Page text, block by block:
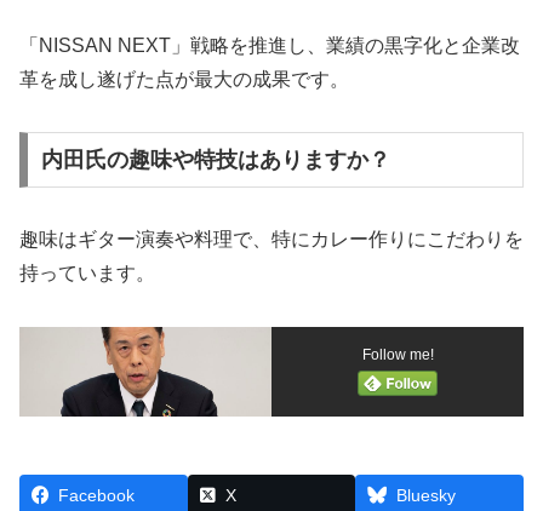
「NISSAN NEXT」戦略を推進し、業績の黒字化と企業改
革を成し遂げた点が最大の成果です。
内田氏の趣味や特技はありますか？
趣味はギター演奏や料理で、特にカレー作りにこだわりを
持っています。
Follow me!
Facebook X
Bluesky